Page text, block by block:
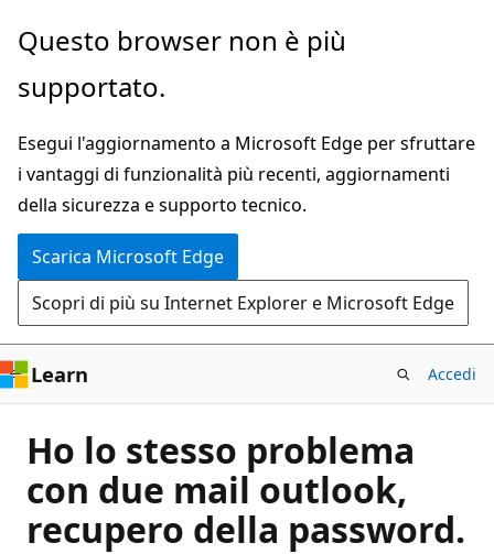
Ignora
passa
contenuto
principale
Questo browser non è più
supportato.
Esegui l'aggiornamento a Microsoft Edge per sfruttare
i vantaggi di funzionalità più recenti, aggiornamenti
della sicurezza e supporto tecnico.
Scarica Microsoft Edge
Scopri di più su Internet Explorer e Microsoft Edge
Learn Accedi
Ho lo stesso problema
con due mail outlook,
recupero della password.